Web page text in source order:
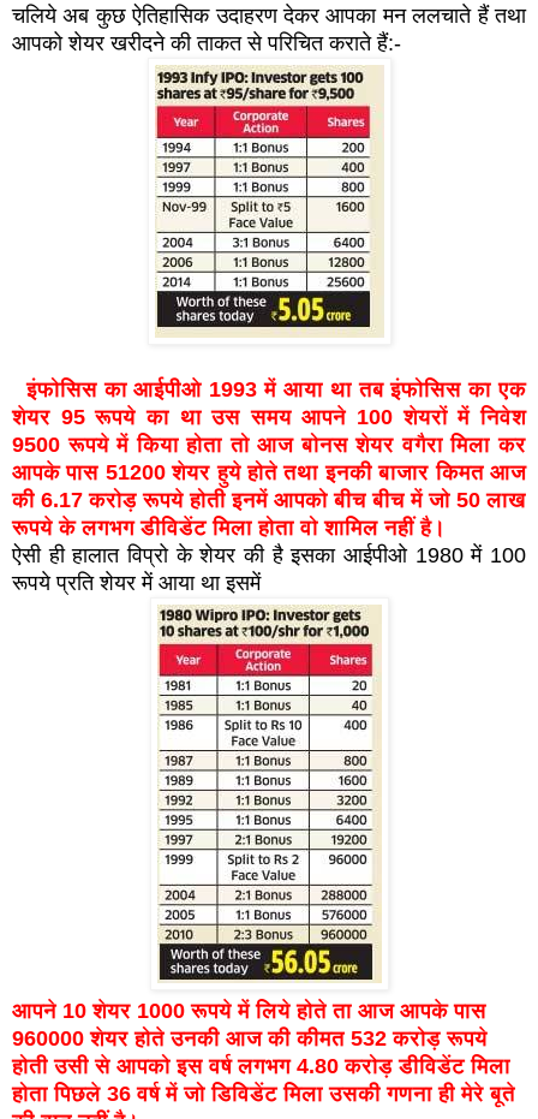
चलिये अब कुछ ऐतिहासिक उदाहरण देकर आपका मन ललचाते हैं तथा
आपको शेयर खरीदने की ताकत से परिचित कराते हैं:-
इंफोसिस का आईपीओ 1993 में आया था तब इंफोसिस का एक
शेयर 95 रूपये का था उस समय आपने 100 शेयरों में निवेश
9500 रूपये में किया होता तो आज बोनस शेयर वगैरा मिला कर
आपके पास 51200 शेयर हुये होते तथा इनकी बाजार किमत आज
की 6.17 करोड़ रूपये होती इनमें आपको बीच बीच में जो 50 लाख
रूपये के लगभग डीविडेंट मिला होता वो शामिल नहीं है।
ऐसी ही हालात विप्रो के शेयर की है इसका आईपीओ 1980 में 100
रूपये प्रति शेयर में आया था इसमें
आपने 10 शेयर 1000 रूपये में लिये होते ता आज आपके पास
960000 शेयर होते उनकी आज की कीमत 532 करोड़ रूपये
होती उसी से आपको इस वर्ष लगभग 4.80 करोड़ डीविडेंट मिला
होता पिछले 36 वर्ष में जो डिविडेंट मिला उसकी गणना ही मेरे बूते